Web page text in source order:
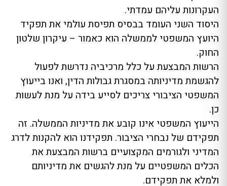
העקרונות עליהם עמדתי.
היסוד השני העומד בבסיס תפיסת עולמי את תפקיד
היועץ המשפטי לממשלה הוא כאמור – עיקרון שלטון
החוק.
הרשות המבצעת על כלל מרכיביה נדרשת לפעול
להגשמת מדיניותה במסגרת גבולות הדין, ואנו בייעוץ
המשפטי הציבורי צריכים לסייע בידה על מנת לעשות
כן.
הייעוץ המשפטי אינו קובע את מדיניות הממשלה. זה
תפקידם של נבחרי הציבור. תפקידנו הוא להקנות לדרג
המדיני ולגורמים המקצועיים ברשות המבצעת את
הכלים המשפטיים על מנת להגשים את מדיניותם
ולמלא את תפקידם.